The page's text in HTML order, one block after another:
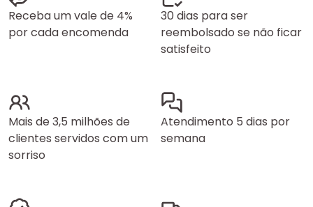
Receba um vale de 4%
por cada encomenda
30 dias para ser
reembolsado se não ficar
satisfeito
Mais de 3,5 milhões de
clientes servidos com um
sorriso
Atendimento 5 dias por
semana